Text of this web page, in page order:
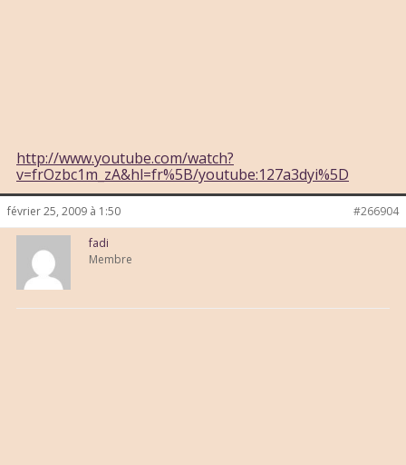
http://www.youtube.com/watch?
v=frOzbc1m_zA&hl=fr%5B/youtube:127a3dyi%5D
février 25, 2009 à 1:50 #266904
fadi
Membre